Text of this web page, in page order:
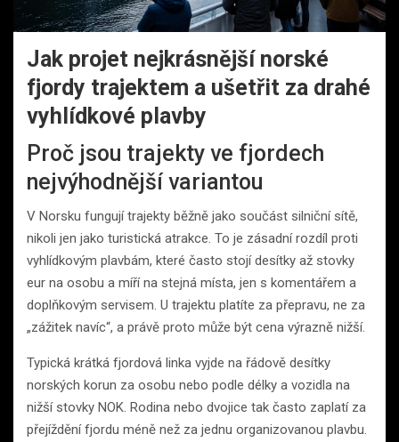
Jak projet nejkrásnější norské
fjordy trajektem a ušetřit za drahé
vyhlídkové plavby
Proč jsou trajekty ve fjordech
nejvýhodnější variantou
V Norsku fungují trajekty běžně jako součást silniční sítě,
nikoli jen jako turistická atrakce. To je zásadní rozdíl proti
vyhlídkovým plavbám, které často stojí desítky až stovky
eur na osobu a míří na stejná místa, jen s komentářem a
doplňkovým servisem. U trajektu platíte za přepravu, ne za
„zážitek navíc“, a právě proto může být cena výrazně nižší.
Typická krátká fjordová linka vyjde na řádově desítky
norských korun za osobu nebo podle délky a vozidla na
nižší stovky NOK. Rodina nebo dvojice tak často zaplatí za
přejíždění fjordu méně než za jednu organizovanou plavbu.